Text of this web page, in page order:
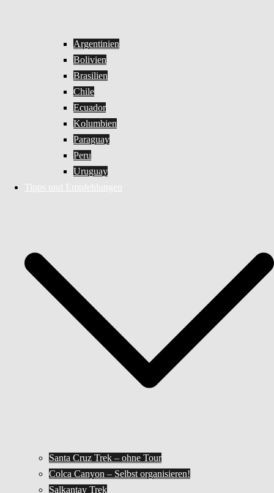
Argentinien
Bolivien
Brasilien
Chile
Ecuador
Kolumbien
Paraguay
Peru
Uruguay
Tipps und Empfehlungen
Santa Cruz Trek – ohne Tour
Colca Canyon – Selbst organisieren!
Salkantay Trek